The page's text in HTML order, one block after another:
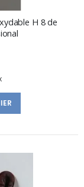
H 8 de